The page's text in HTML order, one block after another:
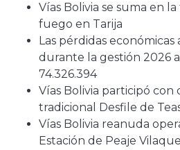
Vías Bolivia se suma en
fuego en Tarija
Las pérdidas
durante la gestión 2026
74.326.394
Vías Bolivia participó con
tradicional Desfile de
Vías Bolivia reanuda
Estación de Peaje